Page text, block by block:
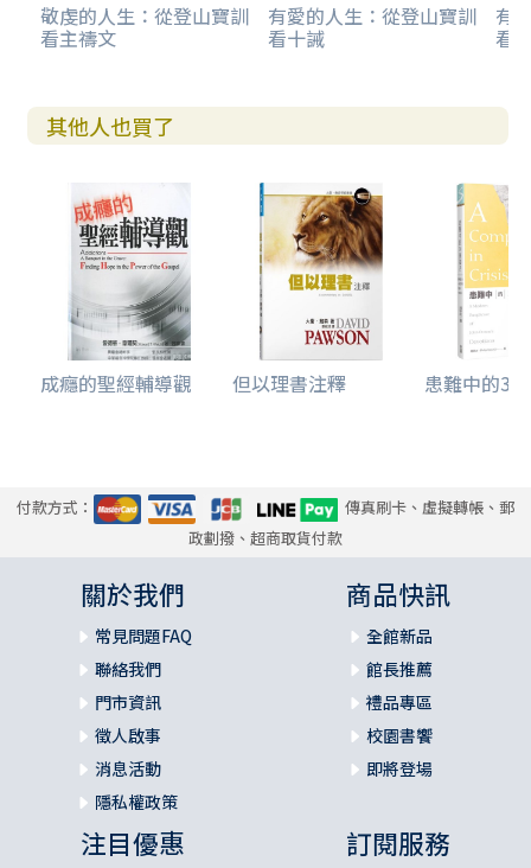
敬虔的人生：從登山寶訓
看主禱文
有愛的人生：從登山寶訓
看十誡
有
看
其他人也買了
成癮的聖經輔導觀 但以理書注釋 患難中的30
付款方式：
傳真刷卡、虛擬轉帳、郵
政劃撥、超商取貨付款
關於我們
常見問題FAQ
聯絡我們
門市資訊
徵人啟事
消息活動
隱私權政策
商品快訊
全館新品
館長推薦
禮品專區
校園書饗
即將登場
注目優惠 訂閱服務